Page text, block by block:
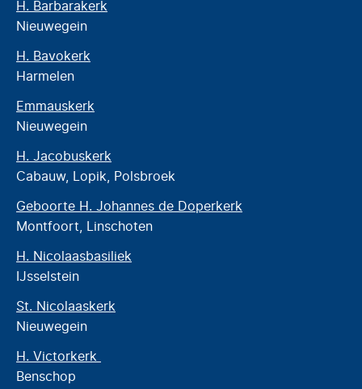
H. Barbarakerk
Nieuwegein
H. Bavokerk
Harmelen
Emmauskerk
Nieuwegein
H. Jacobuskerk
Cabauw, Lopik, Polsbroek
Geboorte H. Johannes de Doperkerk
Montfoort, Linschoten
H. Nicolaasbasiliek
IJsselstein
St. Nicolaaskerk
Nieuwegein
H. Victorkerk
Benschop